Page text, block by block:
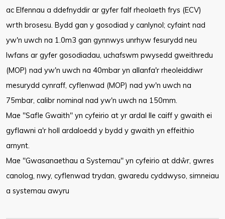
ac Elfennau a ddefnyddir ar gyfer falf rheolaeth frys (ECV)
wrth brosesu. Bydd gan y gosodiad y canlynol; cyfaint nad
yw'n uwch na 1.0m3 gan gynnwys unrhyw fesurydd neu
lwfans ar gyfer gosodiadau, uchafswm pwysedd gweithredu
(MOP) nad yw'n uwch na 40mbar yn allanfa'r rheoleiddiwr
mesurydd cynraff, cyflenwad (MOP) nad yw'n uwch na
75mbar, calibr nominal nad yw'n uwch na 150mm.
Mae "Safle Gwaith" yn cyfeirio at yr ardal lle caiff y gwaith ei
gyflawni a'r holl ardaloedd y bydd y gwaith yn effeithio
arnynt.
Mae "Gwasanaethau a Systemau" yn cyfeirio at ddŵr, gwres
canolog, nwy, cyflenwad trydan, gwaredu cyddwyso, simneiau
a systemau awyru